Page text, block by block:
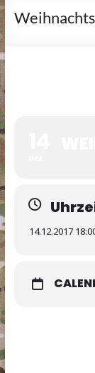
14.12.2017